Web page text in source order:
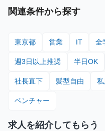
関連条件から探す
東京都 営業 IT 全
週3日以上推奨 半日OK
社長直下 髪型自由
ベンチャー
求人を紹介してもらう